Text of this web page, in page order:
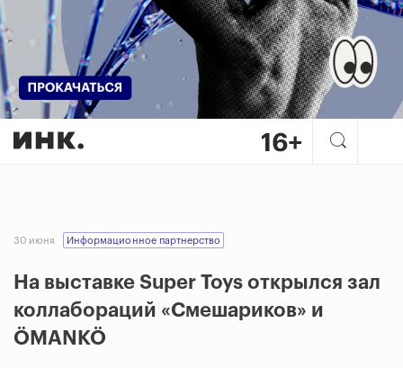
30 июня Информационное партнерство
На выставке Super Toys открылся зал
коллабораций «Смешариков» и
ÖMANKÖ